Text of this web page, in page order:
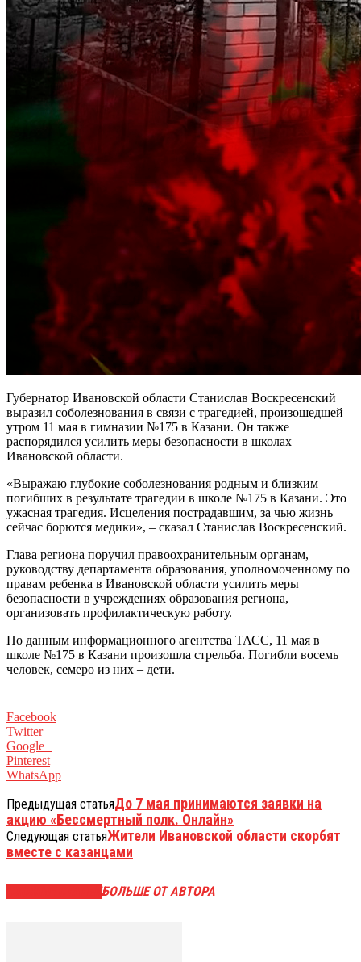
Губернатор Ивановской области Станислав Воскресенский
выразил соболезнования в связи с трагедией, произошедшей
утром 11 мая в гимназии №175 в Казани. Он также
распорядился усилить меры безопасности в школах
Ивановской области.
«Выражаю глубокие соболезнования родным и близким
погибших в результате трагедии в школе №175 в Казани. Это
ужасная трагедия. Исцеления пострадавшим, за чью жизнь
сейчас борются медики», – сказал Станислав Воскресенский.
Глава региона поручил правоохранительным органам,
руководству департамента образования, уполномоченному по
правам ребенка в Ивановской области усилить меры
безопасности в учреждениях образования региона,
организовать профилактическую работу.
По данным информационного агентства ТАСС, 11 мая в
школе №175 в Казани произошла стрельба. Погибли восемь
человек, семеро из них – дети.
Facebook
Twitter
Google+
Pinterest
WhatsApp
Предыдущая статьяДо 7 мая принимаются заявки на
акцию «Бессмертный полк. Онлайн»
Следующая статьяЖители Ивановской области скорбят
вместе с казанцами
БОЛЬШЕ ОТ АВТОРА